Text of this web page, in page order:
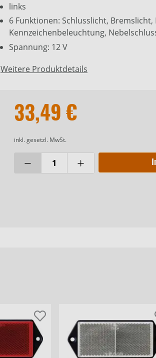
links
6 Funktionen: Schlusslicht,
Kennzeichenbeleuchtung,
Spannung: 12 V
Weitere Produktdetails
33,49 €
inkl. gesetzl. MwSt.